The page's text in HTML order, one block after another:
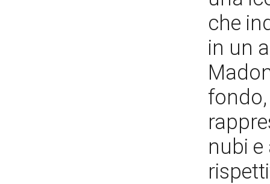
che
in un
nubi